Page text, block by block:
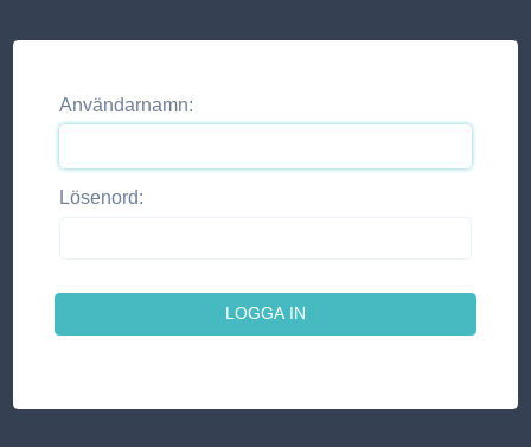
Användarnamn:
Lösenord: